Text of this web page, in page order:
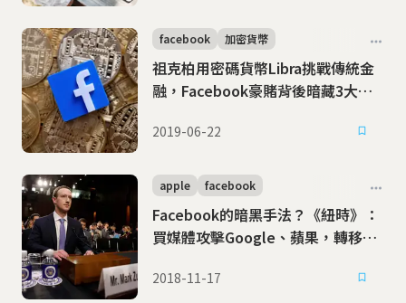
祖克柏用密碼貨幣Libra挑戰傳統金
融，Facebook豪賭背後暗藏3大疑
facebook 加密貨幣
2019-06-22
Facebook的暗黑手法？《紐時》：
買媒體攻擊Google、蘋果，轉移大
apple facebook
2018-11-17